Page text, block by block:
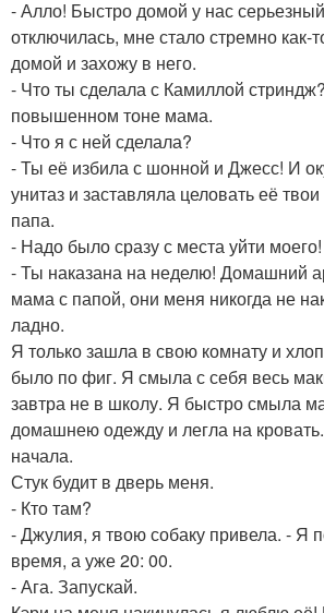
- Алло! Быстро домой у нас
отключилась, мне стало стремно как-
домой и захожу в него.
- Что ты сделала с Камиллой
повышенном тоне мама.
- Что я с ней сделала?
- Ты её избила с шонной и Джесс! И
унитаз и заставляла целовать её
папа.
- Надо было сразу с места уйти
- Ты наказана на неделю! Домашний
мама с папой, они меня никогда не
ладно.
Я только зашла в свою комнату и
было по фиг. Я смыла с себя весь
завтра не в школу. Я быстро смыла
домашнею одежду и легла на
начала.
Стук будит в дверь меня.
- Кто там?
- Джулия, я твою собаку привела. - Я
время, а уже 20: 00.
- Ага. Запускай.